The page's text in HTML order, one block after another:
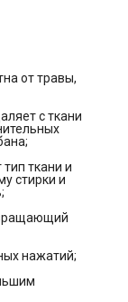
от травы,
с ткани
ткани и
стирки и
нажатий;